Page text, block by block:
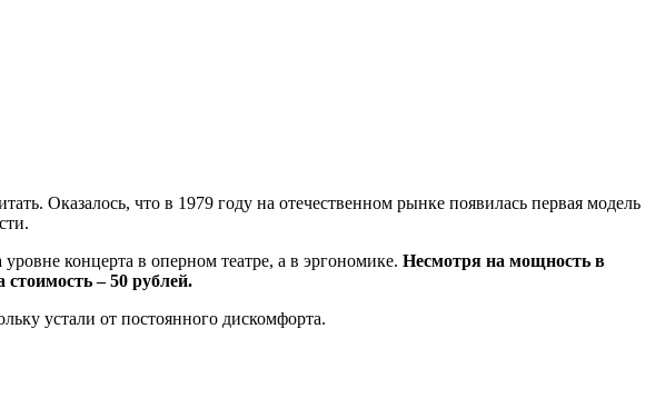
Оказалось, что в 1979 году на отечественном рынке появилась первая модель
концерта в оперном театре, а в эргономике. Несмотря на мощность в
стоимость – 50 рублей.
устали от постоянного дискомфорта.